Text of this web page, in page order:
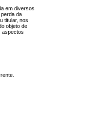
em diversos
da
titular, nos
objeto de
aspectos